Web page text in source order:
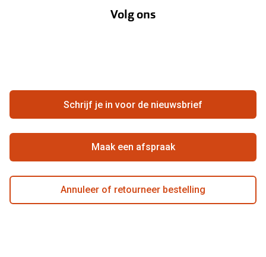
Hier de overeenkomst ontbinden
Zorgvergoeding
Ondernemen bij Pearle
Beste winkelketen
Actievoorwaarden
Volg ons
Schrijf je in voor de nieuwsbrief
Maak een afspraak
Annuleer of retourneer bestelling